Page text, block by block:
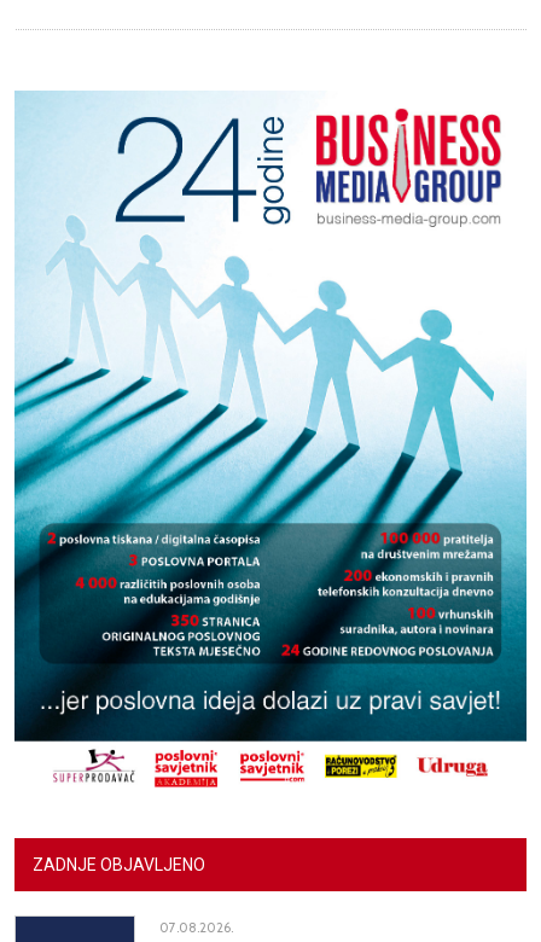
ZADNJE OBJAVLJENO
07.08.2026.